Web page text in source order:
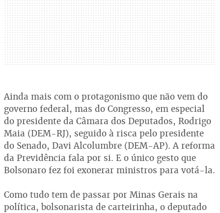
Ainda mais com o protagonismo que não vem do
governo federal, mas do Congresso, em especial
do presidente da Câmara dos Deputados, Rodrigo
Maia (DEM-RJ), seguido à risca pelo presidente
do Senado, Davi Alcolumbre (DEM-AP). A reforma
da Previdência fala por si. E o único gesto que
Bolsonaro fez foi exonerar ministros para votá-la.
Como tudo tem de passar por Minas Gerais na
política, bolsonarista de carteirinha, o deputado